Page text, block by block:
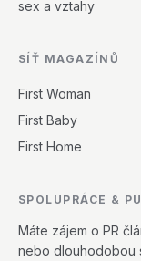
sex a vztahy
SÍŤ MAGAZÍNŮ
First Woman
First Baby
First Home
SPOLUPRÁCE &
Máte zájem o PR
nebo dlouhodobou